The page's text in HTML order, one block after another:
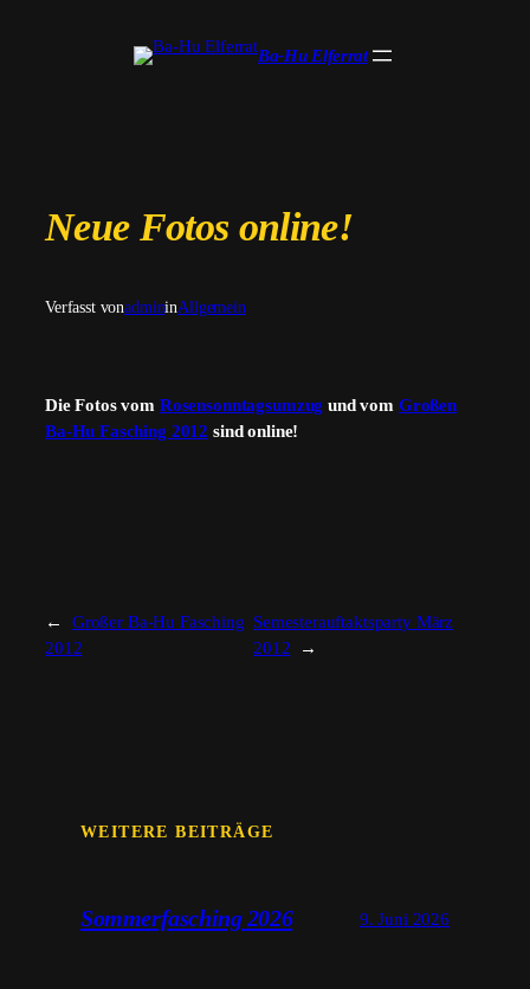
Ba-Hu Elferrat
Neue Fotos online!
Verfasst vonadmininAllgemein
Die Fotos vom Rosensonntagsumzug und vom Großen
Ba-Hu Fasching 2012 sind online!
←
Großer Ba-Hu Fasching
2012
Semesterauftaktsparty März
2012
→
WEITERE BEITRÄGE
Sommerfasching 2026 9. Juni 2026